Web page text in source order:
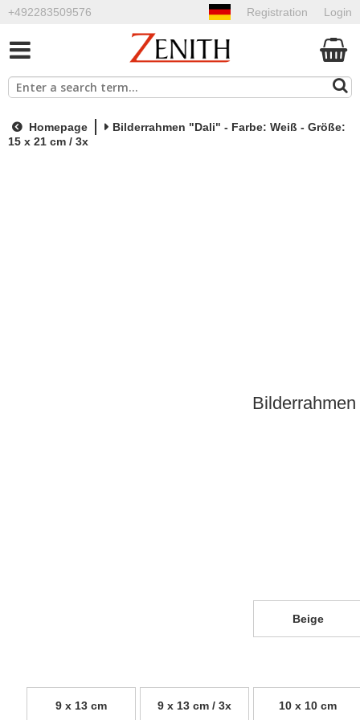
+492283509576 Login
Registration
Homepage
Bilderrahmen "Dali" - Farbe: Weiß - Größe:
15 x 21 cm / 3x
Beige
9 x 13 cm 9 x 13 cm / 3x 10 x 10 cm